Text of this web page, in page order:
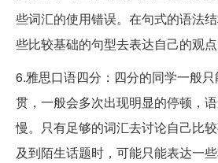
些词汇的使用错误。在句式的语法
些比较基础的句型去表达自己的观点
6.雅思口语四分：四分的同学一般
贯，一般会多次出现明显的停顿，
慢。只有足够的词汇去讨论自己比
及到陌生话题时，可能只能表达一